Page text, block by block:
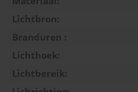
Lichtbron:
Branduren :
Lichthoek:
Lichtbereik: